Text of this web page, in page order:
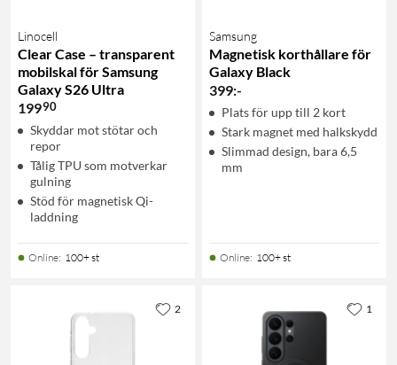
Linocell
Clear Case – transparent
mobilskal för Samsung
Galaxy S26 Ultra
19990
Skyddar mot stötar och
repor
Tålig TPU som motverkar
gulning
Stöd för magnetisk Qi-
laddning
Online: 100+ st
Samsung
Magnetisk korthållare för
Galaxy Black
399:-
Plats för upp till 2 kort
Stark magnet med halkskydd
Slimmad design, bara 6,5
mm
Online: 100+ st
2 1